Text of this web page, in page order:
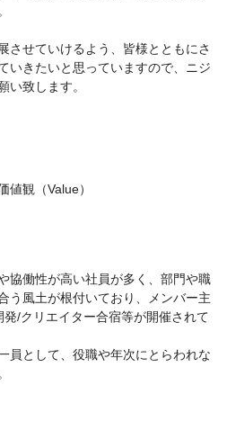
させていけるよう、皆様とともにさ
いきたいと思っていますので、ニジ
い致します。
観（Value）
協働性が高い社員が多く、部門や職
う風土が根付いており、メンバー主
/クリエイター合宿等が開催されて
員として、役職や年次にとらわれな